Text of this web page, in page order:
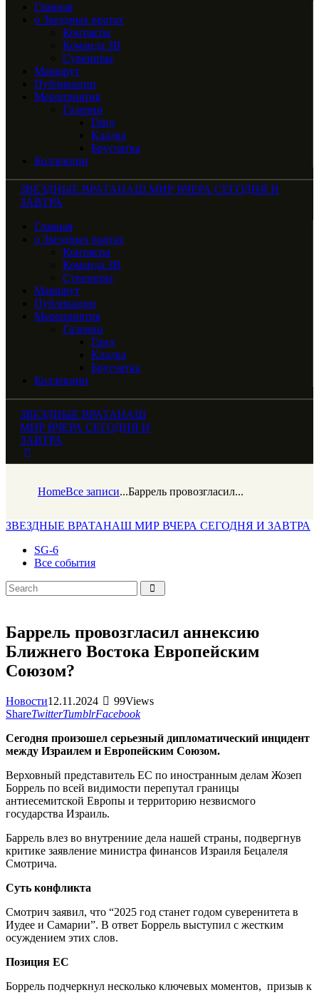
Главная
о Звездных вратах
Контакты
Команда ЗВ
Сувениры
Маршрут
Публикации
Мероприятия
Галерии
Грид
Кладка
Брусчатка
Коллекции
ЗВЕЗДНЫЕ ВРАТАНАШ МИР ВЧЕРА СЕГОДНЯ И
ЗАВТРА
Главная
о Звездных вратах
Контакты
Команда ЗВ
Сувениры
Маршрут
Публикации
Мероприятия
Галерии
Грид
Кладка
Брусчатка
Коллекции
ЗВЕЗДНЫЕ ВРАТАНАШ
МИР ВЧЕРА СЕГОДНЯ И
ЗАВТРА
HomeВсе записи...Баррель провозгласил...
ЗВЕЗДНЫЕ ВРАТАНАШ МИР ВЧЕРА СЕГОДНЯ И ЗАВТРА
SG-6
Все события
Баррель провозгласил аннексию
Ближнего Востока Европейским
Союзом?
Новости12.11.2024 99Views
ShareTwitterTumblrFacebook
Сегодня произошел серьезный дипломатический инцидент
между Израилем и Европейским Союзом.
Верховный представитель ЕС по иностранным делам Жозеп
Боррель по всей видимости перепутал границы
антиесемитской Европы и территорию незвисмого
государства Израиль.
Баррель влез во внутрениие дела нашей страны, подвергнув
критике заявление министра финансов Израиля Бецалеля
Смотрича.
Суть конфликта
Смотрич заявил, что “2025 год станет годом суверенитета в
Иудее и Самарии”. В ответ Боррель выступил с жестким
осуждением этих слов.
Позиция ЕС
Боррель подчеркнул несколько ключевых моментов, призыв к